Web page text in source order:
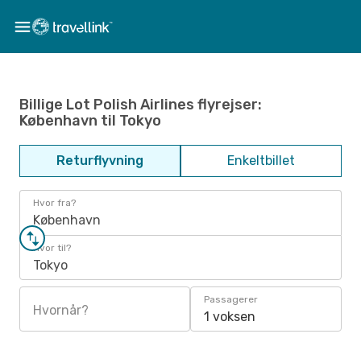
Billige Lot Polish Airlines flyrejser:
København til Tokyo
Returflyvning Enkeltbillet
Hvor fra?
København
Hvor til?
Tokyo
Hvornår?
Passagerer
1 voksen